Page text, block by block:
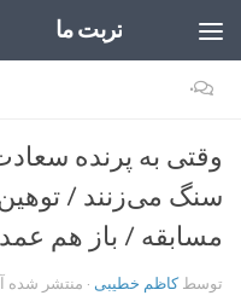
تربت ما
۰
وقتی به پرنده
سنگ می‌زنند / توهین
مسابقه / باز هم
توسطکاظم خطیبی · منتشر شده